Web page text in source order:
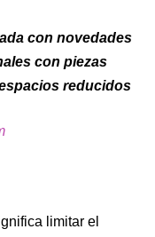
con novedades
con piezas
reducidos
limitar el